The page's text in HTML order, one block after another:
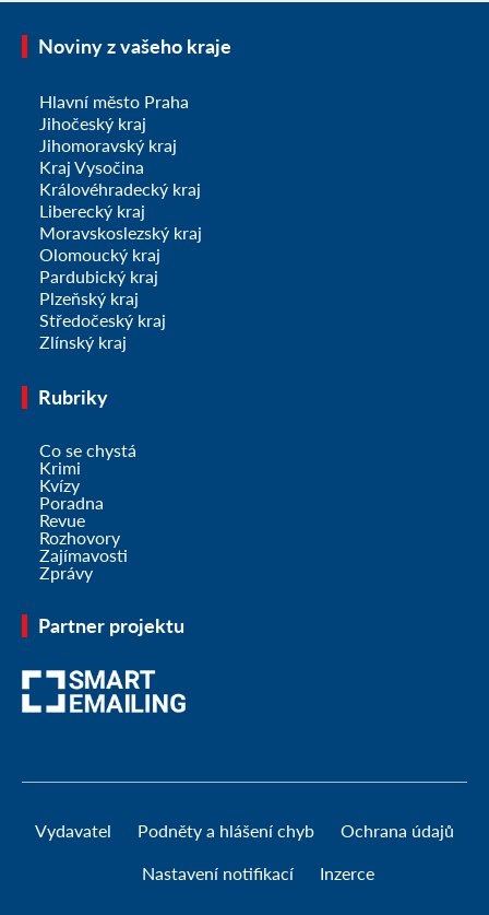
Noviny z vašeho kraje
Hlavní město Praha
Jihočeský kraj
Jihomoravský kraj
Kraj Vysočina
Královéhradecký kraj
Liberecký kraj
Moravskoslezský kraj
Olomoucký kraj
Pardubický kraj
Plzeňský kraj
Středočeský kraj
Zlínský kraj
Rubriky
Co se chystá
Krimi
Kvízy
Poradna
Revue
Rozhovory
Zajímavosti
Zprávy
Partner projektu
Vydavatel Podněty a hlášení chyb Ochrana údajů
Nastavení notifikací Inzerce